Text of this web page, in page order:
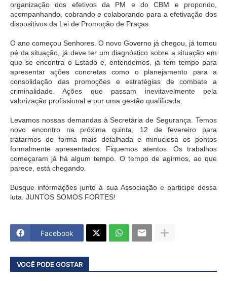
organização dos efetivos da PM e do CBM e propondo,
acompanhando, cobrando e colaborando para a efetivação dos
dispositivos da Lei de Promoção de Praças.
O ano começou Senhores. O novo Governo já chegou, já tomou
pé da situação, já deve ter um diagnóstico sobre a situação em
que se encontra o Estado e, entendemos, já tem tempo para
apresentar ações concretas como o planejamento para a
consolidação das promoções e estratégias de combate a
criminalidade. Ações que passam inevitavelmente pela
valorização profissional e por uma gestão qualificada.
Levamos nossas demandas à Secretária de Segurança. Temos
novo encontro na próxima quinta, 12 de fevereiro para
tratarmos de forma mais detalhada e minuciosa os pontos
formalmente apresentados. Fiquemos atentos. Os trabalhos
começaram já há algum tempo. O tempo de agirmos, ao que
parece, está chegando.
Busque informações junto à sua Associação e participe dessa
luta. JUNTOS SOMOS FORTES!
Facebook
VOCÊ PODE GOSTAR